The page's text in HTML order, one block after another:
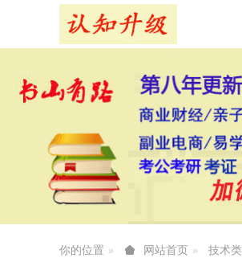
你的位置 网站首页 技术类